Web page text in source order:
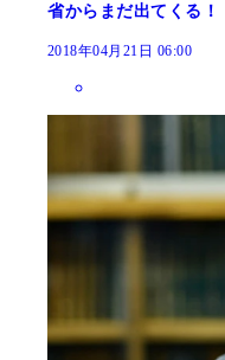
省からまだ出てくる！
2018年04月21日 06:00